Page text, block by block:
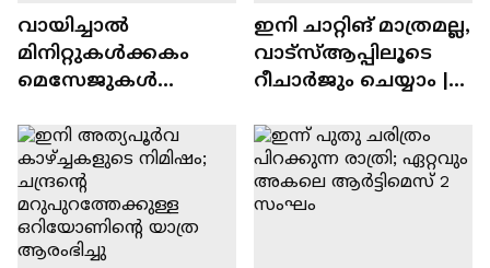
വായിച്ചാൽ
മിനിറ്റുകൾക്കകം
മെസേജുകള്‍
WhatsApp | Tech Talk
ഇനി ചാറ്റിങ് മാത്രമല്ല,
വാട്‌സ്‌ആപ്പിലൂടെ
റീചാർജും ചെയ്യാം |
Tech Talk